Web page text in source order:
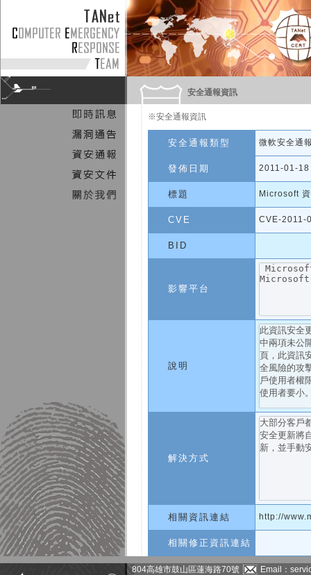
安全通報資訊
※安全通報資訊
安全通報類型 微軟安全通
發佈日期 2011-01-18
標題 Microsoft
CVE CVE-2011-
BID
影響平台
說明
解決方式
相關資訊連結 http://
相關修正資訊連結
804高雄市鼓山區蓮海路70號
Email：